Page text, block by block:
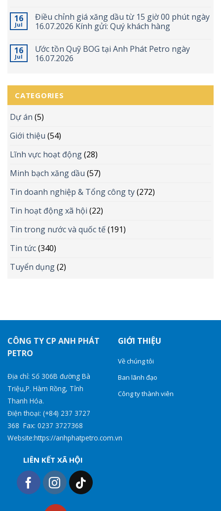
16
Jul
Điều chỉnh giá xăng dầu từ 15 giờ 00 phút ngày
16.07.2026 Kính gửi: Quý khách hàng
16
Jul
Ước tồn Quỹ BOG tại Anh Phát Petro ngày
16.07.2026
CATEGORIES
Dự án (5)
Giới thiệu (54)
Lĩnh vực hoạt động(28)
Minh bạch xăng dầu (57)
Tin doanh nghiệp & Tổng công ty(272)
Tin hoạt động xã hội (22)
Tin trong nước và quốc tế(191)
Tin tức(340)
Tuyển dụng(2)
CÔNG TY CP ANH PHÁT
PETRO
Địa chỉ: Số 306B đường Bà
Triệu,P. Hàm Rồng, Tỉnh
Thanh Hóa.
Điện thoại: (+84) 237 3727
368 Fax: 0237 3727368
Website:https://anhphatpetro.com.vn
LIÊN KẾT XÃ HỘI
GIỚI THIỆU
Về chúng tôi
Ban lãnh đạo
Công ty thành viên